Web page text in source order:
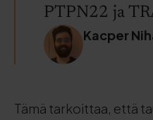
PTPN22 ja
Kacper
Tämä tarkoittaa, että